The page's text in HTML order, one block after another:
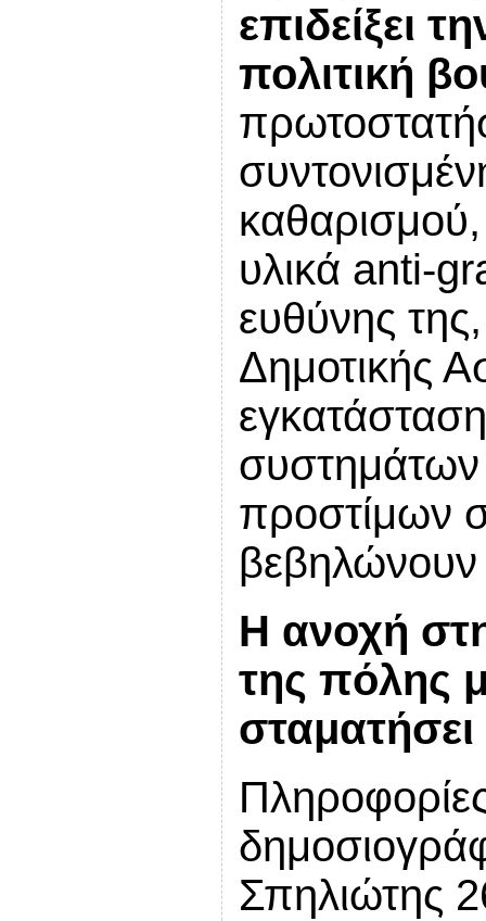
επιδείξει
πολιτική
υλικά anti-
ευθύνης
Δημοτικής
συστημάτων
προστίμων
Η ανοχή
της πόλης
Σπηλιώτης